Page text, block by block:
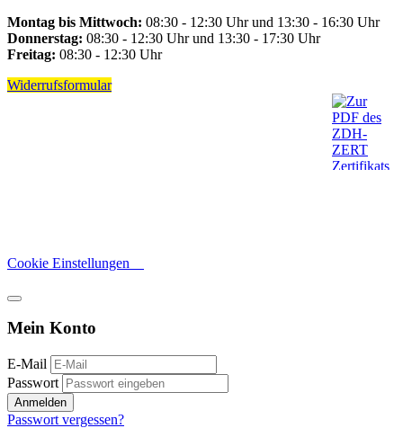
Montag bis Mittwoch: 08:30 - 12:30 Uhr und 13:30 - 16:30 Uhr
Donnerstag: 08:30 - 12:30 Uhr und 13:30 - 17:30 Uhr
Freitag: 08:30 - 12:30 Uhr
Widerrufsformular
Cookie Einstellungen
Mein Konto
E-Mail
Passwort
Anmelden
Passwort vergessen?